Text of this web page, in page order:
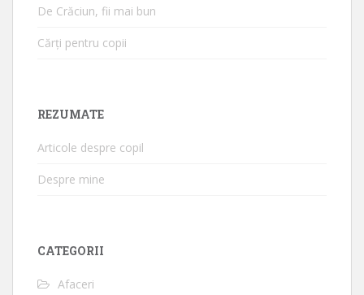
De Crăciun, fii mai bun
Cărți pentru copii
REZUMATE
Articole despre copil
Despre mine
CATEGORII
Afaceri